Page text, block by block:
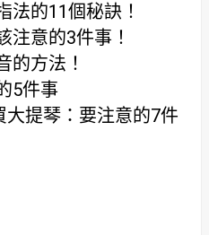
法的11個秘訣！
注意的3件事！
的方法！
5件事
提琴：要注意的7件